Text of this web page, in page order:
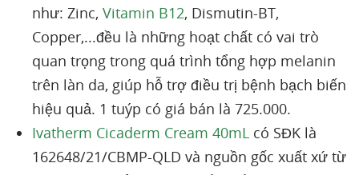
như: Zinc, Vitamin B12, Dismutin-BT,
Copper,...đều là những hoạt chất có vai trò
quan trọng trong quá trình tổng hợp melanin
trên làn da, giúp hỗ trợ điều trị bệnh bạch biến
hiệu quả. 1 tuýp có giá bán là 725.000.
Ivatherm Cicaderm Cream 40mL có SĐK là
162648/21/CBMP-QLD và nguồn gốc xuất xứ từ